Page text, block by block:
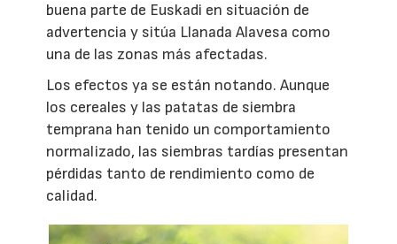
buena parte de Euskadi en situación de
advertencia y sitúa Llanada Alavesa como
una de las zonas más afectadas.
Los efectos ya se están notando. Aunque
los cereales y las patatas de siembra
temprana han tenido un comportamiento
normalizado, las siembras tardías presentan
pérdidas tanto de rendimiento como de
calidad.